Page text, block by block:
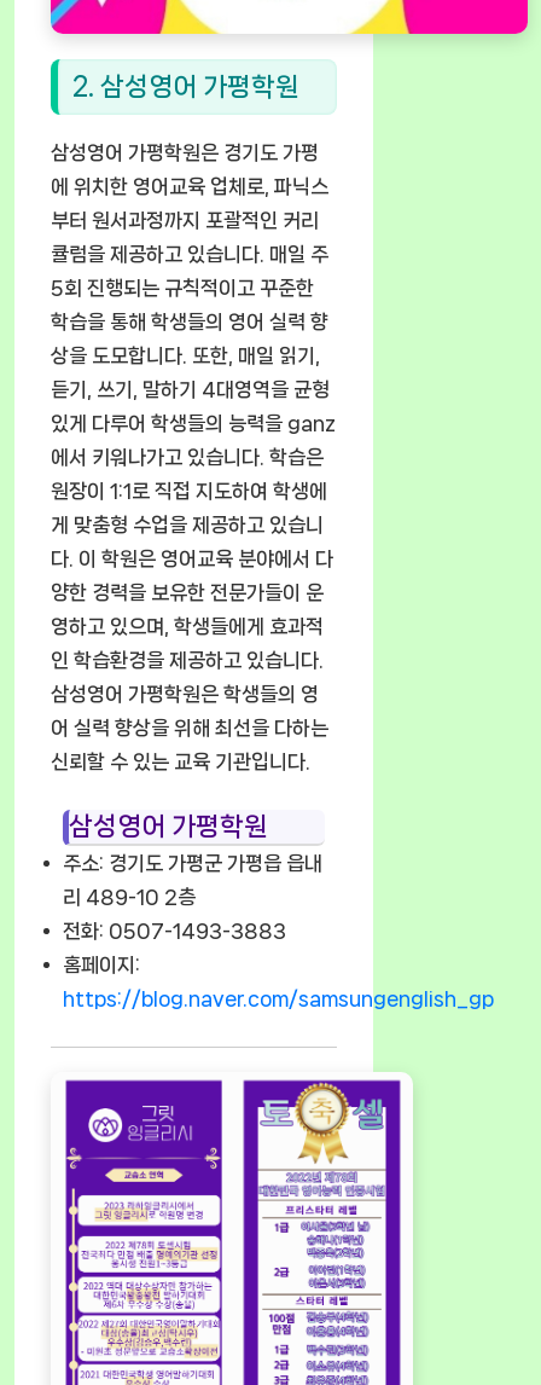
2. 삼성영어 가평학원
삼성영어 가평학원은 경기도 가평
에 위치한 영어교육 업체로, 파닉스
부터 원서과정까지 포괄적인 커리
큘럼을 제공하고 있습니다. 매일 주
5회 진행되는 규칙적이고 꾸준한
학습을 통해 학생들의 영어 실력 향
상을 도모합니다. 또한, 매일 읽기,
듣기, 쓰기, 말하기 4대영역을 균형
있게 다루어 학생들의 능력을 ganz
에서 키워나가고 있습니다. 학습은
원장이 1:1로 직접 지도하여 학생에
게 맞춤형 수업을 제공하고 있습니
다. 이 학원은 영어교육 분야에서 다
양한 경력을 보유한 전문가들이 운
영하고 있으며, 학생들에게 효과적
인 학습환경을 제공하고 있습니다.
삼성영어 가평학원은 학생들의 영
어 실력 향상을 위해 최선을 다하는
신뢰할 수 있는 교육 기관입니다.
삼성영어 가평학원
주소: 경기도 가평군 가평읍 읍내
리 489-10 2층
전화: 0507-1493-3883
홈페이지:
https://blog.naver.com/samsungenglish_gp